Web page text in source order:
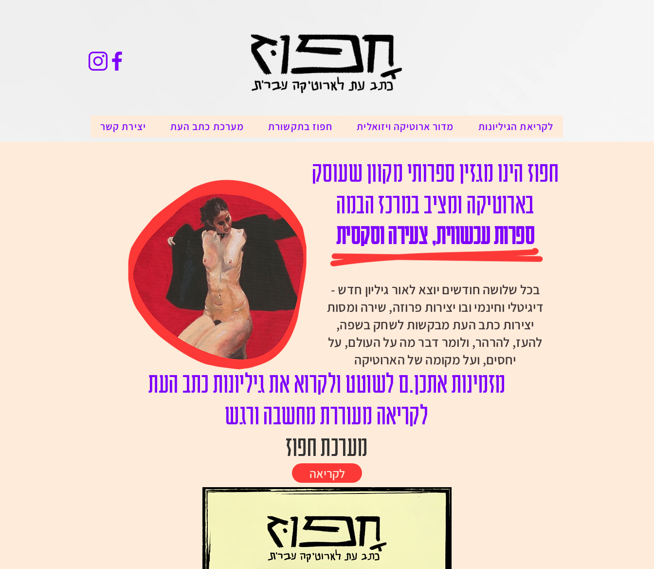
יצירת קשר מערכת כתב העת חפוז בתקשורת מדור ארוטיקה ויזואלית לקריאת הגיליונות
חפוז הינו מגזין ספרותי מקוון שעוסק
בארוטיקה ומציב במרכז הבמה
ספרות עכשווית, צעירה וסקסית
בכל שלושה חודשיםיוצא לאור גיליון חדש -
דיגיטלי וחינמי ובו יצירות פרוזה, שירה ומסות
יצירות כתב העת מבקשות לשחק בשפה,
להעז, להרהר, ולומר דבר מה על העולם, על
יחסים, ועל מקומה של הארוטיקה
מזמינות אתכן.ם לשוטט ולקרוא את גיליונות כתב העת
מערכת חפוז
לקריאה